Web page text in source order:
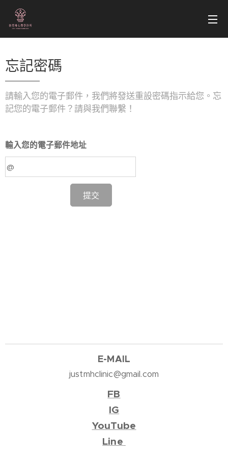
忘記密碼
請輸入您的電子郵件，我們將發送重設密碼指示給您。忘
記您的電子郵件？請與我們聯繫！
輸入您的電子郵件地址
提交
E-MAIL
justmhclinic@gmail.com
FB
IG
YouTube
Line